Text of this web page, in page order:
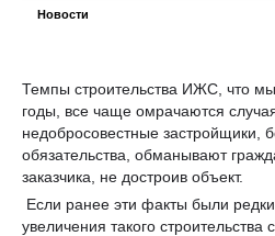
Новости
Темпы строительства ИЖС, что
годы, все чаще омрачаются
недобросовестные застройщики,
обязательства, обманывают
заказчика, не достроив объект.
Если ранее эти факты были
увеличения такого строительства